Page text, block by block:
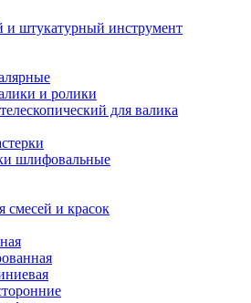
штукатурный инструмент
и ролики
для валика
шлифовальные
смесей и красок